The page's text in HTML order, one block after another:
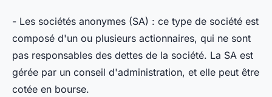
- Les sociétés anonymes (SA) : ce type de société est
composé d'un ou plusieurs actionnaires, qui ne sont
pas responsables des dettes de la société. La SA est
gérée par un conseil d'administration, et elle peut être
cotée en bourse.